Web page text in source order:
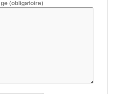
(obligatoire)